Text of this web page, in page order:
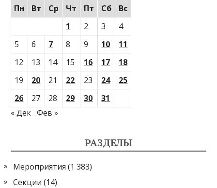
Пн
Вт Ср Чт Пт Сб
Вс
1
2 3
4
5
6 7 8 9 10
11
12
13 14 15 16 17
18
19
20 21 22 23 24
25
26
27 28 29 30
31
« Дек Фев »
РАЗДЕЛЫ
Мероприятия (1 383)
Секции (14)